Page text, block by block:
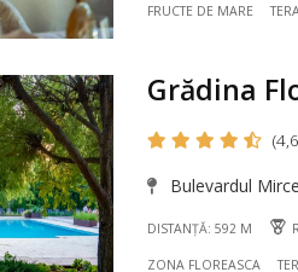
FRUCTE DE MARE
Grădina
Bulevardul
DISTANȚĂ: 592 M
ZONA FLOREASCA